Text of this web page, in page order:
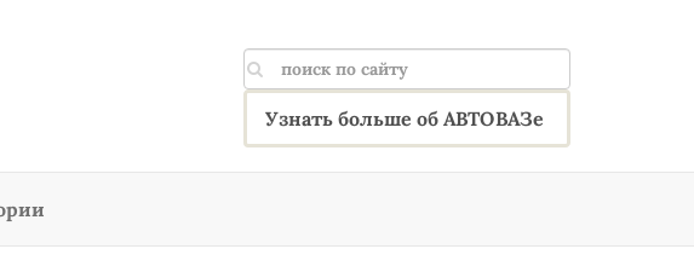
Узнать больше об АВТОВАЗе